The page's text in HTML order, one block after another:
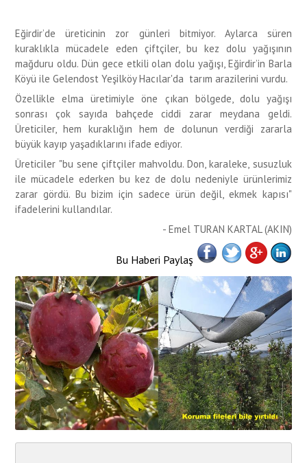
Eğirdir’de üreticinin zor günleri bitmiyor. Aylarca süren
kuraklıkla mücadele eden çiftçiler, bu kez dolu yağışının
mağduru oldu. Dün gece etkili olan dolu yağışı, Eğirdir’in Barla
Köyü ile Gelendost Yeşilköy Hacılar'da tarım arazilerini vurdu.
Özellikle elma üretimiyle öne çıkan bölgede, dolu yağışı
sonrası çok sayıda bahçede ciddi zarar meydana geldi.
Üreticiler, hem kuraklığın hem de dolunun verdiği zararla
büyük kayıp yaşadıklarını ifade ediyor.
Üreticiler "bu sene çiftçiler mahvoldu. Don, karaleke, susuzluk
ile mücadele ederken bu kez de dolu nedeniyle ürünlerimiz
zarar gördü. Bu bizim için sadece ürün değil, ekmek kapısı"
ifadelerini kullandılar.
- Emel TURAN KARTAL (AKIN)
Bu Haberi Paylaş